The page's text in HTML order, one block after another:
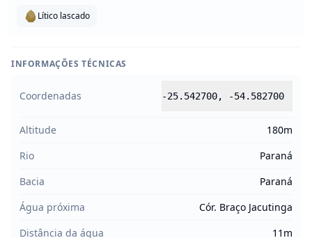
Lítico lascado
INFORMAÇÕES TÉCNICAS
Coordenadas -25.542700, -54.582700
Altitude
180m
Rio
Paraná
Bacia
Paraná
Água próxima
Cór. Braço Jacutinga
Distância da água
11m